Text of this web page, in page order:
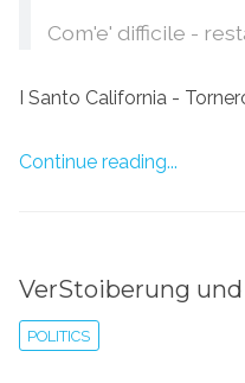
Com'e' difficile -
I Santo California -
Continue reading...
VerStoiberung
POLITICS